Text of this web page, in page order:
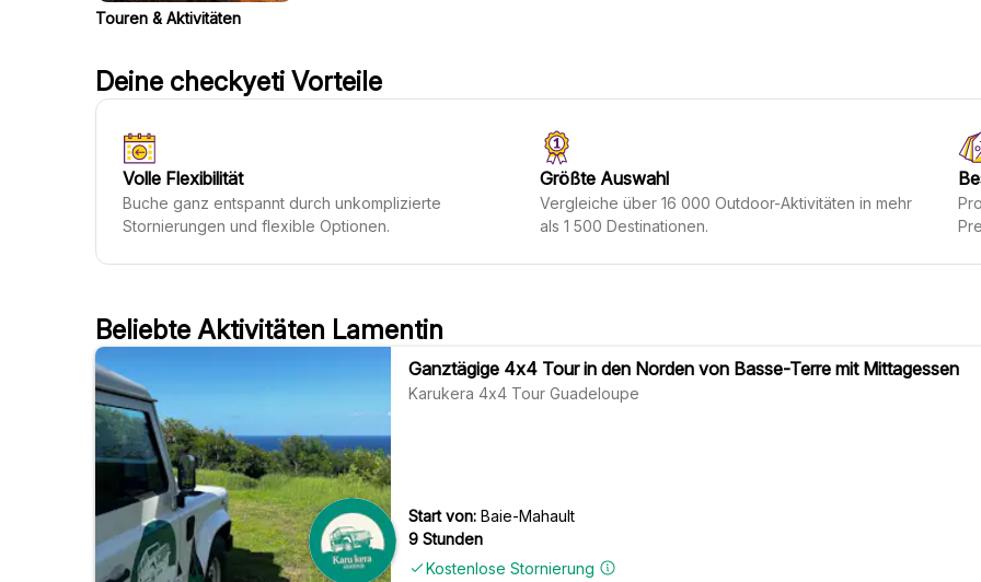
Touren & Aktivitäten
Deine checkyeti Vorteile
Volle Flexibilität
Buche ganz entspannt durch unkomplizierte
Stornierungen und flexible Optionen.
Größte Auswahl
Vergleiche über 16 000 Outdoor-Aktivitäten in mehr
als 1 500 Destinationen.
Beliebte Aktivitäten Lamentin
Ganztägige 4x4 Tour in den Norden von Basse-Terre mit Mittagessen
Karukera 4x4 Tour Guadeloupe
Start von: Baie-Mahault
9 Stunden
Kostenlose Stornierung